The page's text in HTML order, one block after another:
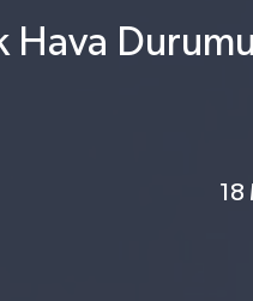
Hava
18